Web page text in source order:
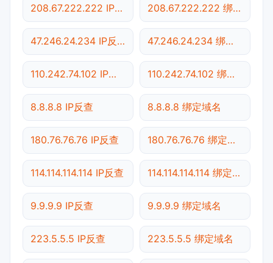
208.67.222.222 IP反查 208.67.222.222 绑定域名
47.246.24.234 IP反查 47.246.24.234 绑定域名
110.242.74.102 IP反查 110.242.74.102 绑定域名
8.8.8.8 IP反查 8.8.8.8 绑定域名
180.76.76.76 IP反查 180.76.76.76 绑定域名
114.114.114.114 IP反查 114.114.114.114 绑定域名
9.9.9.9 IP反查 9.9.9.9 绑定域名
223.5.5.5 IP反查 223.5.5.5 绑定域名